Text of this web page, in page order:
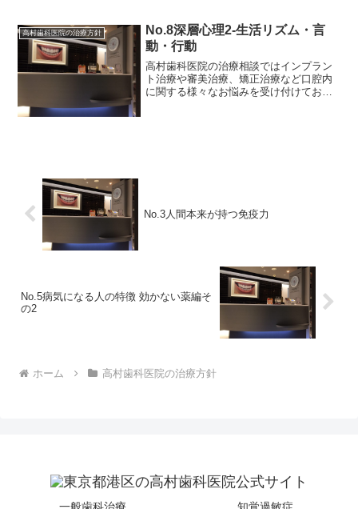
れにお答えした内容を...
高村歯科医院の治療方針
No.8深層心理2-生活リズム・言
動・行動
高村歯科医院の治療相談ではインプラン
ト治療や審美治療、矯正治療など口腔内
に関する様々なお悩みを受け付けており
No.3人間本来が持つ免疫力
No.5病気になる人の特徴 効かない薬編そ
の2
ホーム 高村歯科医院の治療方針
一般歯科治療 知覚過敏症